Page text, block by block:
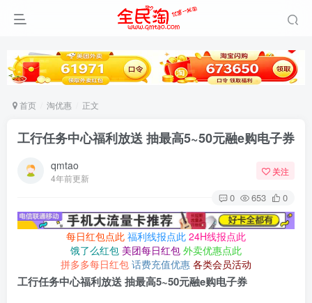
首页 淘优惠 正文
工行任务中心福利放送 抽最高5~50元融e购电子券
qmtao
4年前更新
关注
0 653 0
每日红包点此 福利线报点此 24H线报点此
饿了么红包 美团每日红包 外卖优惠点此
拼多多每日红包 话费充值优惠 各类会员活动
工行任务中心福利放送 抽最高5~50元融e购电子券